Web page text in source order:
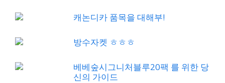
캐논디카 품목을 대해부!
방수자켓 ㅎㅎㅎ
베베숲시그니처블루20팩 를 위한 당
신의 가이드